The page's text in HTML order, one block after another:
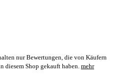
nur Bewertungen, die von Käufern
diesem Shop gekauft haben. mehr